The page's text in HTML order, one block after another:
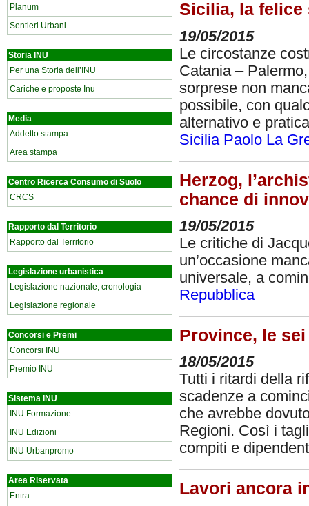
Planum
Sentieri Urbani
Storia INU
Per una Storia dell’INU
Cariche e proposte Inu
Media
Addetto stampa
Area stampa
Centro Ricerca Consumo di Suolo
CRCS
Rapporto dal Territorio
Rapporto dal Territorio
Legislazione urbanistica
Legislazione nazionale, cronologia
Legislazione regionale
Concorsi e Premi
Concorsi INU
Premio INU
Sistema INU
INU Formazione
INU Edizioni
INU Urbanpromo
Area Riservata
Entra
Sicilia, la felice
19/05/2015
Le circostanze
Catania –
sorprese non
possibile, con
alternativo e
Sicilia Paolo La
Herzog,
chance di
19/05/2015
Le critiche di
un’occasione
universale, a
Repubblica
Province, le
18/05/2015
Tutti i ritardi della
scadenze a
che avrebbe
Regioni. Così i
compiti e
Lavori ancora